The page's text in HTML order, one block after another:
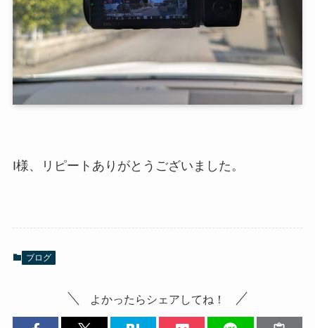
I様、リピートありがとうございました。
ブログ
よかったらシェアしてね！